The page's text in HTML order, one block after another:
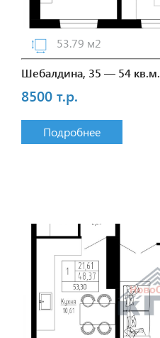
53.79 м2
Шебалдина, 35 — 54 кв.м.
8500 т.р.
Подробнее